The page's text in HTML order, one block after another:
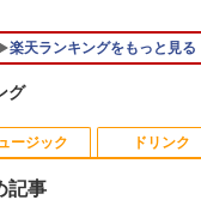
楽天ランキングをもっと見る
モバイルモニター ミラ
0.1インチ IPS液晶 小
ト モバイルディスプレ
2026年8月発売 予約
月号 ミルク M!LK MILK
グ
ージック ドリンク
記事